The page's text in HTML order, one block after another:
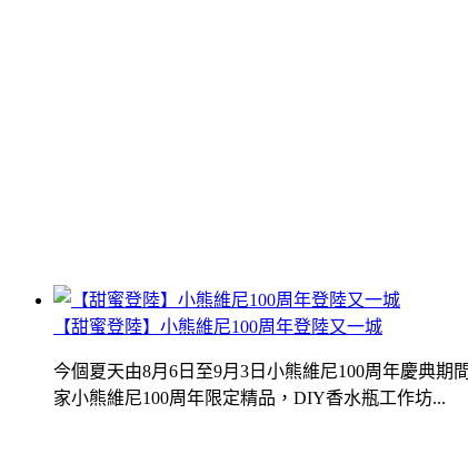
【甜蜜登陸】小熊維尼100周年登陸又一城
今個夏天由8月6日至9月3日小熊維尼100周年慶典
家小熊維尼100周年限定精品，DIY香水瓶工作坊...